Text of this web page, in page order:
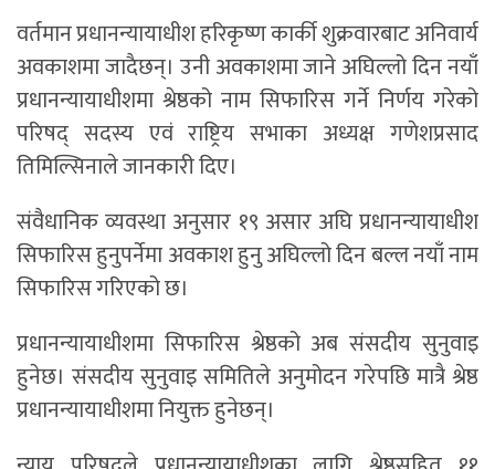
वर्तमान प्रधानन्यायाधीश हरिकृष्ण कार्की शुक्रवारबाट अनिवार्य
अवकाशमा जादैछन्। उनी अवकाशमा जाने अघिल्लो दिन नयाँ
प्रधानन्यायाधीशमा श्रेष्ठको नाम सिफारिस गर्ने निर्णय गरेको
परिषद् सदस्य एवं राष्ट्रिय सभाका अध्यक्ष गणेशप्रसाद
तिमिल्सिनाले जानकारी दिए।
संवैधानिक व्यवस्था अनुसार १९ असार अघि प्रधानन्यायाधीश
सिफारिस हुनुपर्नेमा अवकाश हुनु अघिल्लो दिन बल्ल नयाँ नाम
सिफारिस गरिएको छ।
प्रधानन्यायाधीशमा सिफारिस श्रेष्ठको अब संसदीय सुनुवाइ
हुनेछ। संसदीय सुनुवाइ समितिले अनुमोदन गरेपछि मात्रै श्रेष्ठ
प्रधानन्यायाधीशमा नियुक्त हुनेछन्।